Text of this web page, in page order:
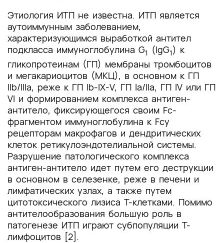
Этиология ИТП не известна. ИТП является
аутоиммунным заболеванием,
характеризующимся выработкой антител
подкласса иммуноглобулина G1 (IgG1) к
гликопротеинам (ГП) мембраны тромбоцитов
и мегакариоцитов (МКЦ), в основном к ГП
IIb/IIIa, реже к ГП Ib-IX-V, ГП Ia/IIa, ГП IV или ГП
VI и формированием комплекса антиген-
антитело, фиксирующегося своим Fc-
фрагментом иммуноглобулина к Fcy
рецепторам макрофагов и дендритических
клеток ретикулоэндотелиальной системы.
Разрушение патологического комплекса
антиген-антитело идет путем его деструкции
в основном в селезенке, реже в печени и
лимфатических узлах, а также путем
цитотоксического лизиса Т-клетками. Помимо
антителообразования большую роль в
патогенезе ИТП играют субпопуляции Т-
лимфоцитов [2].